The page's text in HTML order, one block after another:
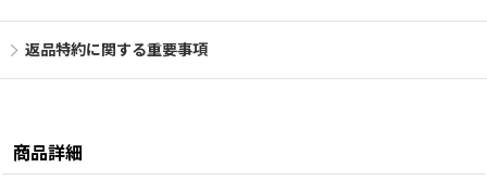
返品特約に関する重要事項
商品詳細